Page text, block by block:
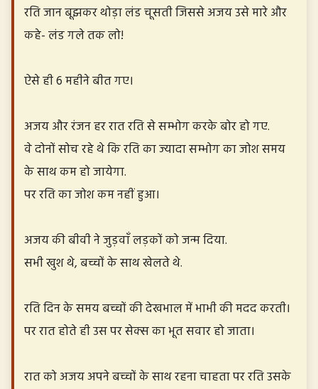
रति जान बूझकर थोड़ा लंड चूसती जिससे अजय उसे मारे और
कहे- लंड गले तक लो!
ऐसे ही 6 महीने बीत गए।
अजय और रंजन हर रात रति से सम्भोग करके बोर हो गए.
वे दोनों सोच रहे थे कि रति का ज्यादा सम्भोग का जोश समय
के साथ कम हो जायेगा.
पर रति का जोश कम नहीं हुआ।
अजय की बीवी ने जुड़वाँ लड़कों को जन्म दिया.
सभी खुश थे, बच्चों के साथ खेलते थे.
रति दिन के समय बच्चों की देखभाल में भाभी की मदद करती।
पर रात होते ही उस पर सेक्स का भूत सवार हो जाता।
रात को अजय अपने बच्चों के साथ रहना चाहता पर रति उसके